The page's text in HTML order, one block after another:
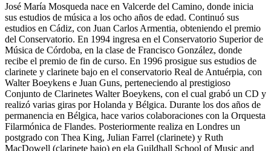
José María Mosqueda nace en Valcerde del Camino, donde inicia
sus estudios de música a los ocho años de edad. Continuó sus
estudios en Cádiz, con Juan Carlos Armentia, obteniendo el premio
del Conservatorio. En 1994 ingresa en el Conservatorio Superior de
Música de Córdoba, en la clase de Francisco González, donde
recibe el premio de fin de curso. En 1996 prosigue sus estudios de
clarinete y clarinete bajo en el conservatorio Real de Antuérpia, con
Walter Boeykens e Juan Guns, perteneciendo al prestigioso
Conjunto de Clarinetes Walter Boeykens, con el cual grabó un CD y
realizó varias giras por Holanda y Bélgica. Durante los dos años de
permanencia en Bélgica, hace varios colaboraciones con la Orquesta
Filarmónica de Flandes. Posteriormente realiza en Londres un
postgrado con Thea King, Julian Farrel (clarinete) y Ruth
MacDowell (clarinete bajo) en ela Guildhall School of Music and